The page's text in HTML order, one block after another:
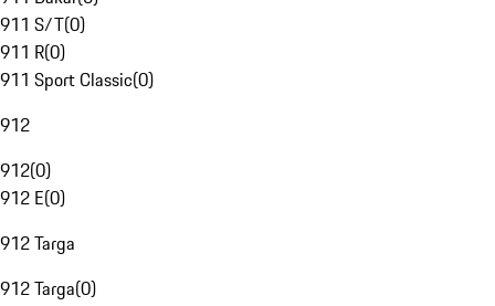
911 S/T(0)
911 R(0)
911 Sport Classic(0)
912
912(0)
912 E(0)
912 Targa
912 Targa(0)